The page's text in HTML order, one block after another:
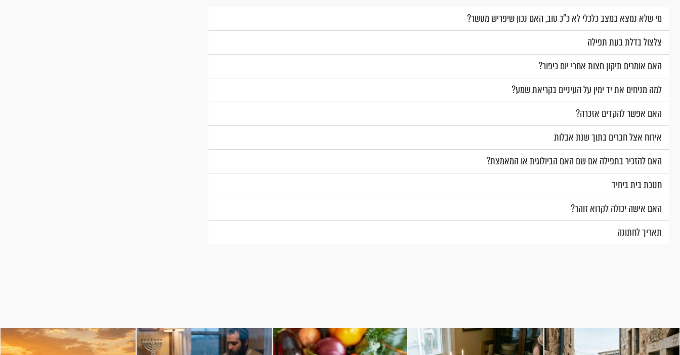
מי שלא נמצא במצב כלכלי לא כ"כ טוב, האם נכון שיפריש מעשר?
צלצול בדלת בעת תפילה
האם אומרים תיקון חצות אחרי יום כיפור?
למה מניחים את יד ימין על העיניים בקריאת שמע?
האם אפשר להקדים אזכרה?
אירוח אצל חברים בתוך שנת אבלות
האם להזכיר בתפילה אם שם האם הביולוגית או המאמצת?
חנוכת בית ביחיד
האם אישה יכולה לקרוא זוהר?
תאריך לחתונה